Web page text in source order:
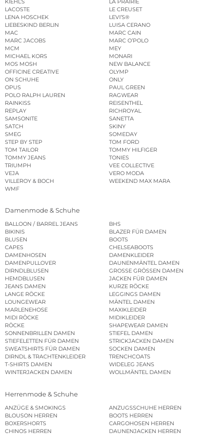
KIEHL’S
LA PRAIRIE
LACOSTE
LE CREUSET
LENA HOSCHEK
LEVI’S®
LIEBESKIND BERLIN
LUISA CERANO
MAC
MARC CAIN
MARC JACOBS
MARC O’POLO
MCM
MEY
MICHAEL KORS
MONARI
MOS MOSH
NEW BALANCE
OFFICINE CREATIVE
OLYMP
ON SCHUHE
ONLY
OPUS
PAUL GREEN
POLO RALPH LAUREN
RAGWEAR
RAINKISS
REISENTHEL
REPLAY
RICHROYAL
SAMSONITE
SANETTA
SATCH
SKINY
SMEG
SOMEDAY
STEP BY STEP
TOM FORD
TOM TAILOR
TOMMY HILFIGER
TOMMY JEANS
TONIES
TRIUMPH
VEE COLLECTIVE
VEJA
VERO MODA
VILLEROY & BOCH
WEEKEND MAX MARA
WMF
Damenmode & Schuhe
BALLOON / BARREL JEANS
BHS
BIKINIS
BLAZER FÜR DAMEN
BLUSEN
BOOTS
CAPES
CHELSEABOOTS
DAMENHOSEN
DAMENKLEIDER
DAMENPULLOVER
DAUNENMÄNTEL DAMEN
DIRNDLBLUSEN
GROSSE GRÖSSEN DAMEN
HEMDBLUSEN
JACKEN FÜR DAMEN
JEANS DAMEN
KURZE RÖCKE
LANGE RÖCKE
LEGGINGS DAMEN
LOUNGEWEAR
MÄNTEL DAMEN
MARLENEHOSE
MAXIKLEIDER
MIDI RÖCKE
MIDIKLEIDER
RÖCKE
SHAPEWEAR DAMEN
SONNENBRILLEN DAMEN
STIEFEL DAMEN
STIEFELETTEN FÜR DAMEN
STRICKJACKEN DAMEN
SWEATSHIRTS FÜR DAMEN
SOCKEN DAMEN
DIRNDL & TRACHTENKLEIDER
TRENCHCOATS
T-SHIRTS DAMEN
WIDELEG JEANS
WINTERJACKEN DAMEN
WOLLMÄNTEL DAMEN
Herrenmode & Schuhe
ANZÜGE & SMOKINGS
ANZUGSSCHUHE HERREN
BLOUSON HERREN
BOOTS HERREN
BOXERSHORTS
CARGOHOSEN HERREN
CHINOS HERREN
DAUNENJACKEN HERREN